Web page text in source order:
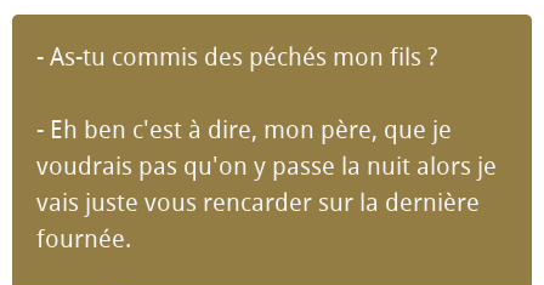
- As-tu commis des péchés mon fils ?
- Eh ben c'est à dire, mon père, que je
voudrais pas qu'on y passe la nuit alors je
vais juste vous rencarder sur la dernière
fournée.